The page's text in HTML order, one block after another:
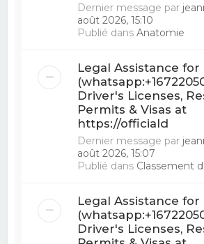
Dernier message par
août 2026, 15:10
Publié dansAnatomie
Legal Assistance for
Driver's Licenses,
Permits & Visas at
https://officiald
Dernier message par
août 2026, 15:07
Publié dans Classement
Legal Assistance for
Driver's Licenses,